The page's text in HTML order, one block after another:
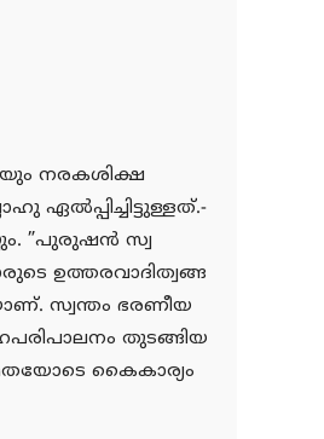
നരകശിക്ഷ
ഏല്‍പ്പിച്ചിട്ടുള്ളത്.-
”പുരുഷന്‍ സ്വ
ഉത്തരവാദിത്വങ്ങ
സ്വന്തം ഭരണീയ
തുടങ്ങിയ
കൈകാര്യം